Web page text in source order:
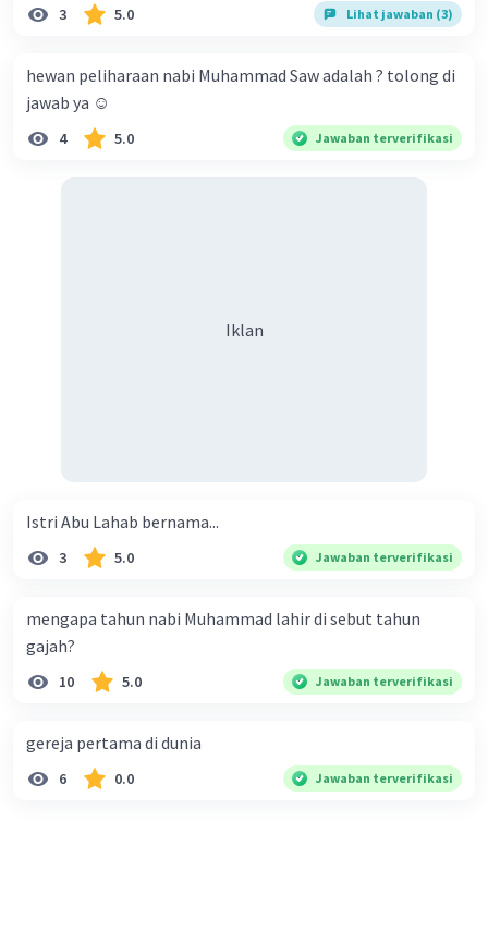
3 5.0 Lihat jawaban (3)
hewan peliharaan nabi Muhammad Saw adalah ? tolong di
jawab ya ☺️
4 5.0 Jawaban terverifikasi
Iklan
Istri Abu Lahab bernama...
3 5.0 Jawaban terverifikasi
mengapa tahun nabi Muhammad lahir di sebut tahun
gajah?
10 5.0 Jawaban terverifikasi
gereja pertama di dunia
6 0.0 Jawaban terverifikasi